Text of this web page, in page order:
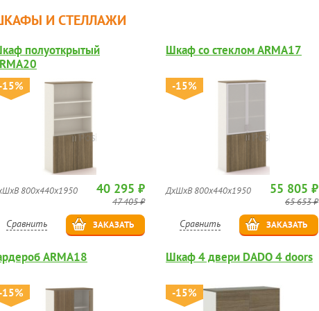
И СТЕЛЛАЖИ
полуоткрытый
15%
800x440x1950 40 295 ₽
47 405 ₽
Сравнить ЗАКАЗАТЬ
Шкаф со стеклом ARMA17
-15%
ДхШхВ 800x440x1950 55 805 ₽
65 653 ₽
Сравнить ЗАКАЗАТЬ
ARMA18
15%
Шкаф 4 двери DADO 4 doors
-15%